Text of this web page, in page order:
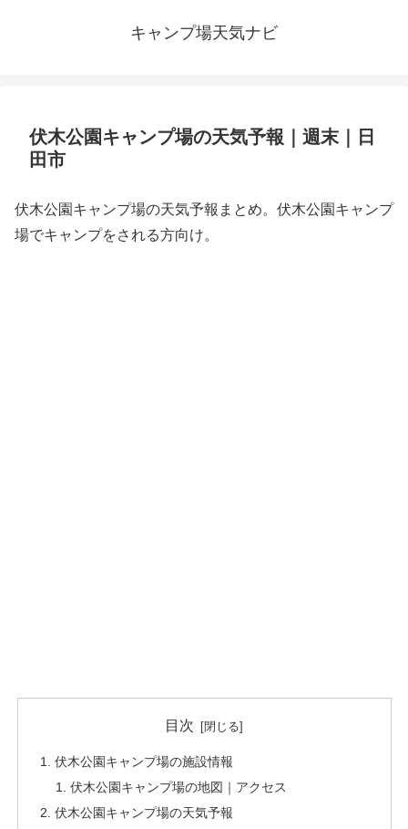
キャンプ場天気ナビ
伏木公園キャンプ場の天気予報｜週末｜日
田市
伏木公園キャンプ場の天気予報まとめ。伏木公園キャンプ
場でキャンプをされる方向け。
目次
伏木公園キャンプ場の施設情報
伏木公園キャンプ場の地図｜アクセス
伏木公園キャンプ場の天気予報